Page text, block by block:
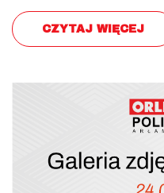
CZYTAJ WIĘCEJ